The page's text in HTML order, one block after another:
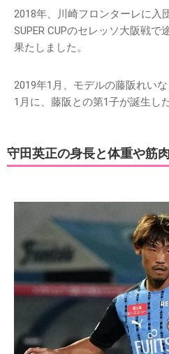
2018年、川崎フロンターレに入
SUPER CUPのセレッソ大阪戦
果たしました。
2019年1月、モデルの藤阪れい
1月に、藤阪との第1子が誕生し
守田英正の身長と体重や筋肉